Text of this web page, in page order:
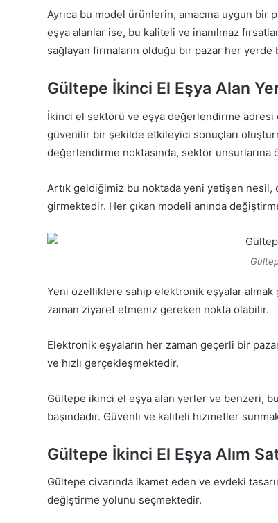
Ayrıca bu model ürünlerin, amacına uygun
eşya alanlar ise, bu kaliteli ve inanılmaz
sağlayan firmaların olduğu bir pazar her yerde
Gültepe İkinci El Eşya Alan
İkinci el sektörü ve eşya değerlendirme adresi
güvenilir bir şekilde etkileyici sonuçları
değerlendirme noktasında, sektör
Artık geldiğimiz bu noktada yeni yetişen nesil,
girmektedir. Her çıkan modeli anında
Yeni özelliklere sahip elektronik eşyalar
zaman ziyaret etmeniz gereken nokta olabilir.
Elektronik eşyaların her zaman geçerli bir
ve hızlı gerçekleşmektedir.
Gültepe ikinci el eşya alan yerler ve benzeri,
başındadır. Güvenli ve kaliteli hizmetler
Gültepe İkinci El Eşya Alım
Gültepe civarında ikamet eden ve evdeki
değiştirme yolunu seçmektedir.